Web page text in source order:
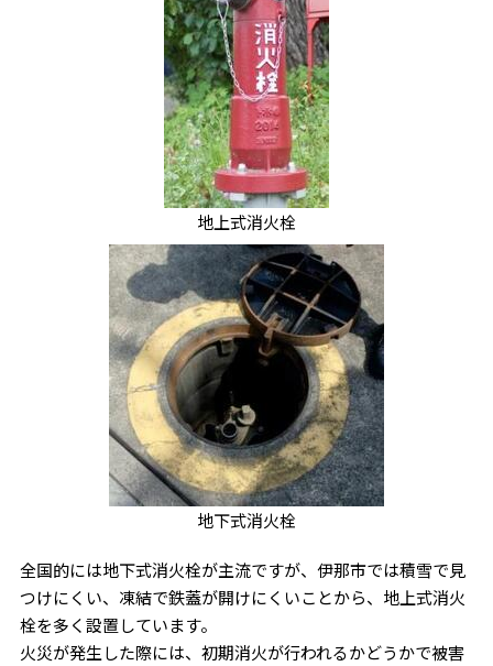
地上式消火栓
地下式消火栓
全国的には地下式消火栓が主流ですが、伊那市では積雪で見
つけにくい、凍結で鉄蓋が開けにくいことから、地上式消火
栓を多く設置しています。
火災が発生した際には、初期消火が行われるかどうかで被害